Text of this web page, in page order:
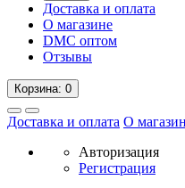
Доставка и оплата
О магазине
DMC оптом
Отзывы
Корзина: 0
Доставка и оплата О
Авторизация
Регистрация